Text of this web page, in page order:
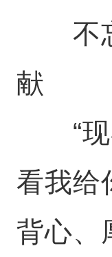
不忘
献
“现
看我给
背心